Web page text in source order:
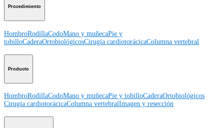
Procedimiento
HombroRodillaCodoMano y muñecaPie y
tobilloCaderaOrtobiológicosCirugía cardiotorácicaColumna vertebral
Producto
HombroRodillaCodoMano y muñecaPie y tobilloCaderaOrtobiológicos
Cirugía cardiotorácicaColumna vertebralImagen y resección